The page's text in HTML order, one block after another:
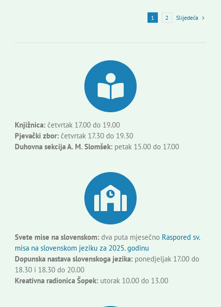
1 2 Slijedeća
Knjižnica:četvrtak 17.00 do 19.00
Pjevački zbor:četvrtak 17.30 do 19.30
Duhovna sekcija A. M. Slomšek:petak 15.00 do 17.00
Svete mise na slovenskom:dva puta mjesečno Raspored sv.
misa na slovenskom jeziku za 2025. godinu
Dopunska nastava slovenskoga jezika:ponedjeljak 17.00 do
18.30 i 18.30 do 20.00
Kreativna radionica Šopek:utorak 10.00 do 13.00